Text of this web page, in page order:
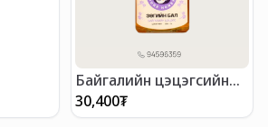
Байгалийн цэцэгсийн
зөгийн бал /300г/
30,400₮